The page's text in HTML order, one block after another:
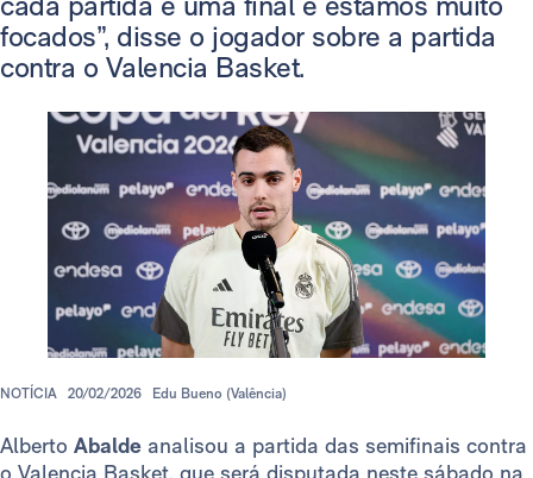
focados”, disse o jogador sobre a partida
contra o Valencia Basket.
NOTÍCIA 20/02/2026 Edu Bueno (Valência)
Alberto Abalde analisou a partida das semifinais contra
o Valencia Basket, que será disputada neste sábado na